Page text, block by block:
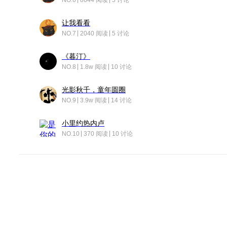
让我看看
NO.7 2040 阅读 5 讨论
《暮汀》
NO.8 1.8w 阅读 10 讨论
光影秋千，童年圆圈
NO.9 3.9w 阅读 14 讨论
小里约热内卢
NO.10 370 阅读 10 讨论